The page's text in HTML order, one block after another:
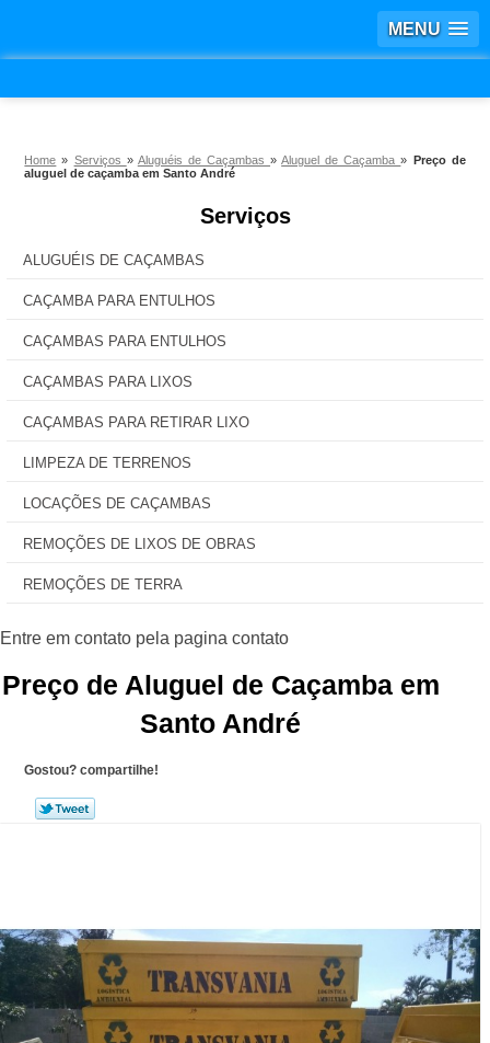
MENU
Home » Serviços » Aluguéis de Caçambas»Aluguel de Caçamba» Preço de
aluguel de caçamba em Santo André
Serviços
ALUGUÉIS DE CAÇAMBAS
CAÇAMBA PARA ENTULHOS
CAÇAMBAS PARA ENTULHOS
CAÇAMBAS PARA LIXOS
CAÇAMBAS PARA RETIRAR LIXO
LIMPEZA DE TERRENOS
LOCAÇÕES DE CAÇAMBAS
REMOÇÕES DE LIXOS DE OBRAS
REMOÇÕES DE TERRA
Preço de Aluguel de Caçamba em
Santo André
Gostou? compartilhe!